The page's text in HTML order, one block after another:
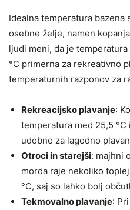
Idealna temperatura
osebne želje, namen
ljudi meni, da je temperatura
°C primerna za rekreativno
temperaturnih razponov za
Rekreacijsko plavanje:
temperatura med 25,5
udobno za lagodno
Otroci in starejši: majhni
morda raje nekoliko
°C, saj so lahko bolj
Tekmovalno plavanje: